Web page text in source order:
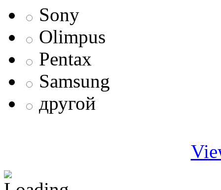
Sony
Olimpus
Pentax
Samsung
другой